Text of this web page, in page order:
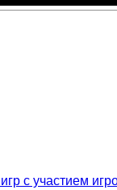
с участием